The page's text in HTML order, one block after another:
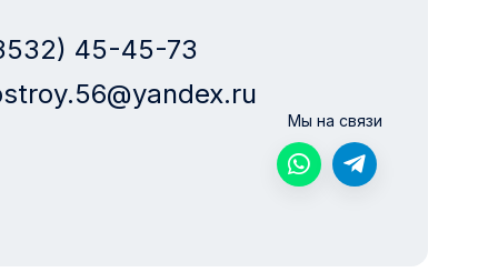
45-45-73
Мы на связи